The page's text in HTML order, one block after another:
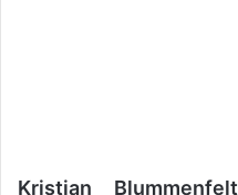
Kristian Blummenfelt